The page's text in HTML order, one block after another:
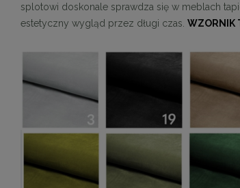
MaMaison krzesło SHELLY beżowe
899,11 zł
Cena regularna:
splotowi doskonale sprawdza się w meblach
estetyczny wygląd przez długi czas. WZORNIK